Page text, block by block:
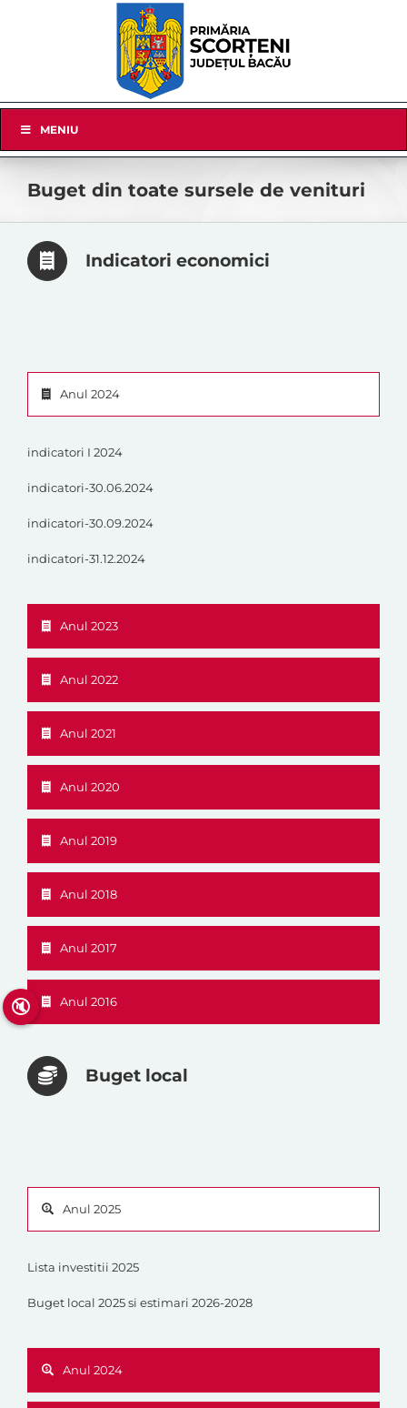
Navigation
MENIU
Buget din toate sursele de venituri
Indicatori economici
Anul 2024
indicatori I 2024
indicatori-30.06.2024
indicatori-30.09.2024
indicatori-31.12.2024
Anul 2023
Anul 2022
Anul 2021
Anul 2020
Anul 2019
Anul 2018
Anul 2017
Anul 2016
Buget local
Anul 2025
Lista investitii 2025
Buget local 2025 si estimari 2026-2028
Anul 2024
🔇